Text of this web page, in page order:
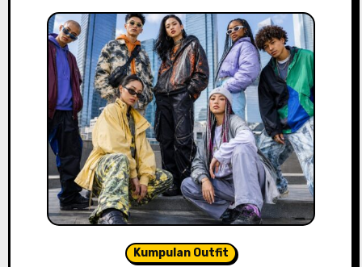
Kumpulan Outfit